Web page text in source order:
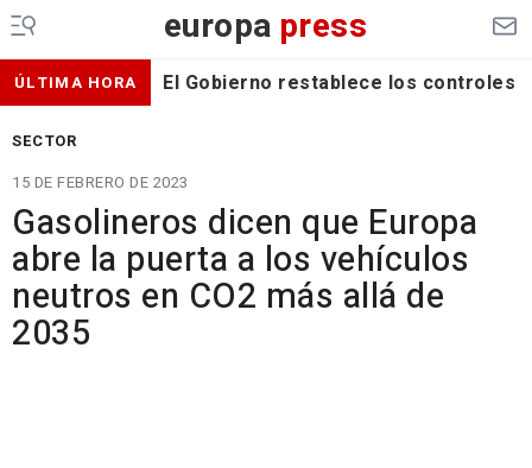
europa press
ÚLTIMA HORA El Gobierno restablece los
SECTOR
15 DE FEBRERO DE 2023
Gasolineros dicen que Europa
abre la puerta a los vehículos
neutros en CO2 más allá de
2035